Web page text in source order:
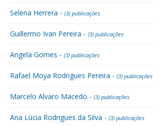
Selena Herrera - (3) publicações
Guillermo Ivan Pereira - (3) publicações
Angela Gomes - (3) publicações
Rafael Moya Rodrigues Pereira - (3) publicações
Marcelo Alvaro Macedo - (3) publicações
Ana Lúcia Rodrigues da Silva - (3) publicações